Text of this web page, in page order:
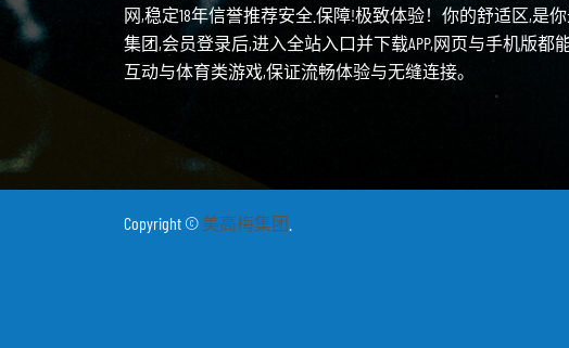
网,稳定18年信誉推荐安全.保障!极致体验！你的舒适区,是
集团,会员登录后,进入全站入口并下载APP,网页与手机版都
互动与体育类游戏,保证流畅体验与无缝连接。
Copyright © 美高梅集团